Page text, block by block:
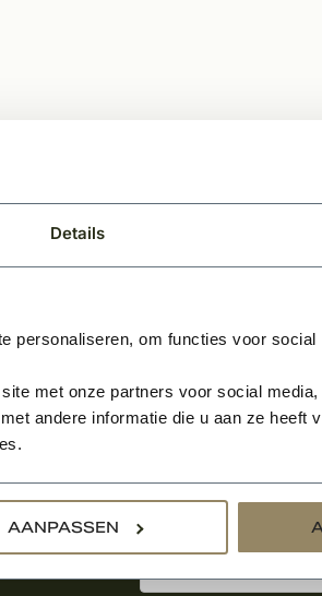
Details
personaliseren, om functies voor
met onze partners voor social
andere informatie die u aan ze heeft
AANPASSEN
Aanmelden voor de